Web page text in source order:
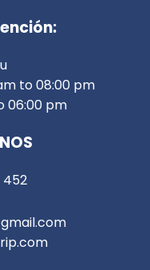
to 08:00 pm
06:00 pm
452